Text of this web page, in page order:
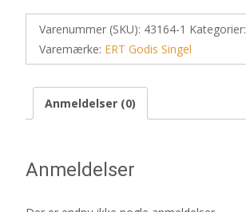
Varenummer (SKU): 43164-1 Kategorier:
Varemærke: ERT Godis Singel
Anmeldelser (0)
Anmeldelser